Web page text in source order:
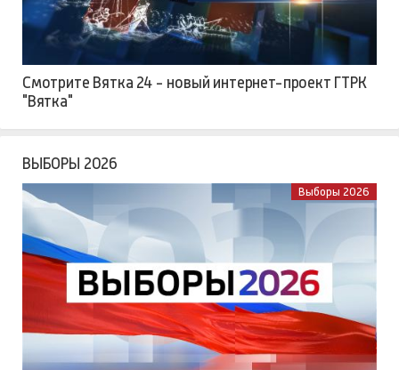
Смотрите Вятка 24 - новый интернет-проект ГТРК
"Вятка"
ВЫБОРЫ 2026
Выборы 2026